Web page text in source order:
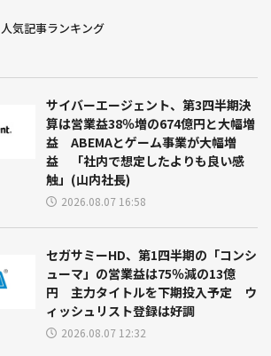
人気記事ランキング
サイバーエージェント、第3四半期決
算は営業益38％増の674億円と大幅増
益 ABEMAとゲーム事業が大幅増
益 「社内で想定したよりも良い感
触」(山内社長)
2026.08.07 16:58
セガサミーHD、第1四半期の「コンシ
ューマ」の営業益は75％減の13億
円 主力タイトルを下期投入予定 ウ
ィッシュリスト登録は好調
2026.08.07 12:32